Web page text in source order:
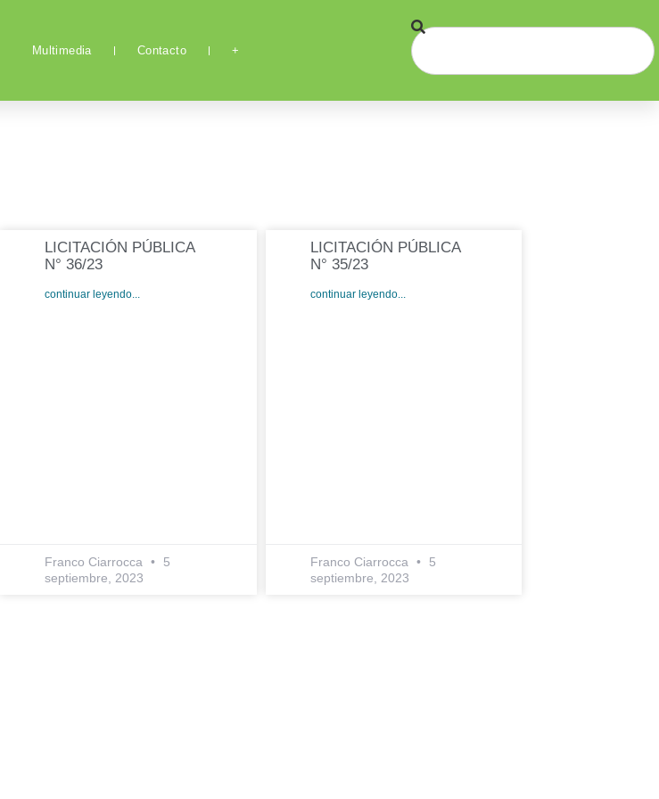
Multimedia Contacto +
LICITACIÓN PÚBLICA
N° 36/23
continuar leyendo...
Franco Ciarrocca
5
septiembre, 2023
LICITACIÓN PÚBLICA
N° 35/23
continuar leyendo...
Franco Ciarrocca
5
septiembre, 2023